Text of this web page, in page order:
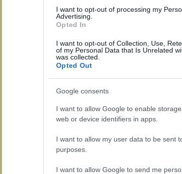
I want to opt-out of processing my
Advertising.
Opted In
I want to opt-out of Collection, Use,
of my Personal Data that Is Unrelated
was collected.
Opted Out
Google consents
I want to allow Google to enable
web or device identifiers in apps.
I want to allow my user data to be sent
purposes.
I want to allow Google to send me